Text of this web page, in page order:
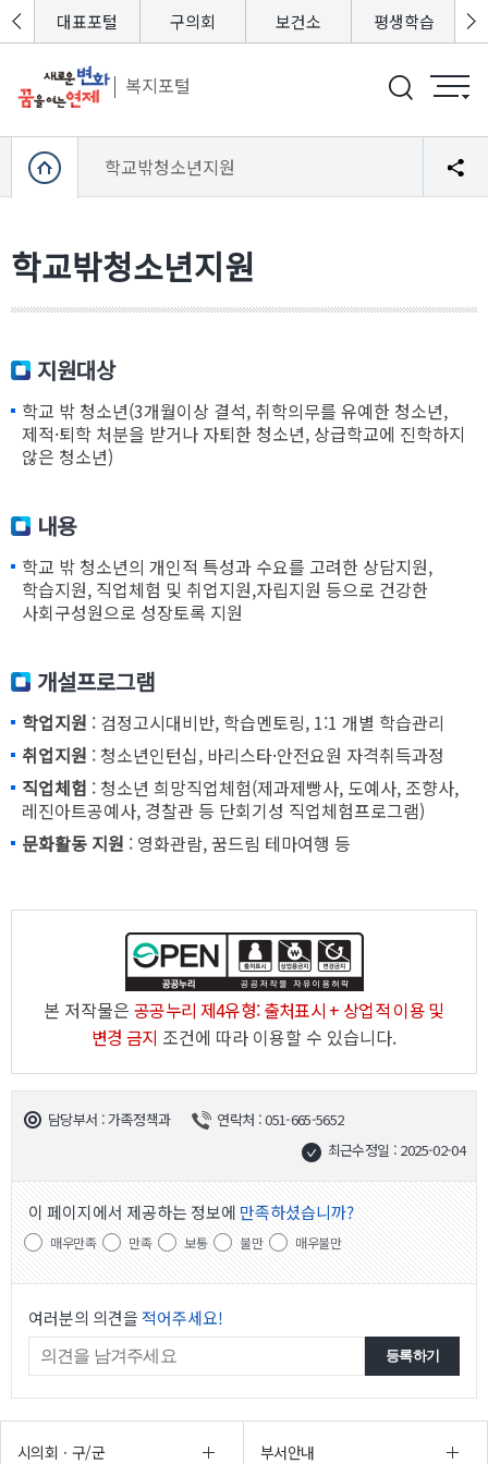
복지포털
털 대표포털 구의회 보건소 평생학습
학교밖청소년지원
학교밖청소년지원
지원대상
학교 밖 청소년(3개월이상 결석, 취학의무를 유예한 청소년,
제적·퇴학 처분을 받거나 자퇴한 청소년, 상급학교에 진학하지
않은 청소년)
내용
학교 밖 청소년의 개인적 특성과 수요를 고려한 상담지원,
학습지원, 직업체험 및 취업지원,자립지원 등으로 건강한
사회구성원으로 성장토록 지원
개설프로그램
학업지원 : 검정고시대비반, 학습멘토링, 1:1 개별 학습관리
취업지원 : 청소년인턴십, 바리스타·안전요원 자격취득과정
직업체험 : 청소년 희망직업체험(제과제빵사, 도예사, 조향사,
레진아트공예사, 경찰관 등 단회기성 직업체험프로그램)
문화활동 지원 : 영화관람, 꿈드림 테마여행 등
본 저작물은공공누리 제4유형: 출처표시 + 상업적 이용 및
변경 금지 조건에 따라 이용할 수 있습니다.
담당부서 : 가족정책과
연락처 : 051-665-5652
최근수정일 : 2025-02-04
이 페이지에서 제공하는 정보에 만족하셨습니까?
매우만족 만족 보통 불만 매우불만
여러분의 의견을적어주세요!
시의회ㆍ구/군 부서안내